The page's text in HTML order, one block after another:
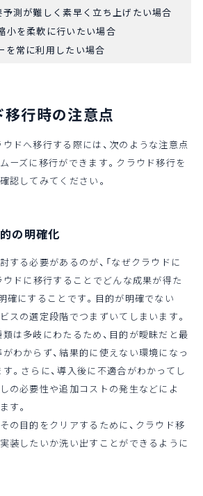
予測が難しく素早く立ち上げたい場合
小を柔軟に行いたい場合
を常に利用したい場合
行時の注意点
ドへ移行する際には、次のような注意点
ーズに移行ができます。クラウド移行を
認してみてください。
の明確化
する必要があるのが、「なぜクラウドに
ウドに移行することでどんな成果が得た
確にすることです。目的が明確でない
スの選定段階でつまずいてしまいます。
は多岐にわたるため、目的が曖昧だと最
わからず、結果的に使えない環境になっ
。さらに、導入後に不適合がわかってし
の必要性や追加コストの発生などによ
す。
の目的をクリアするために、クラウド移
装したいか洗い出すことができるように